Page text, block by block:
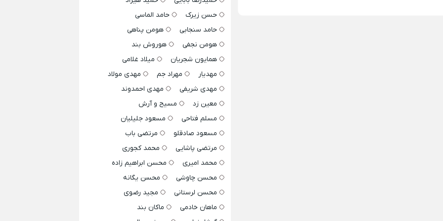
حسن زیرک
حامد الماسی
حامد سنجابی
هومن پناهی
هومن نجفی
هوروش بند
همایون شجریان
میلاد غلامی
مهدیار
مهراد جم
مهدی مولاد
مهدی شریفی
مهدی احمدوند
معین زد
مسیح و آرش
مسلم فتاحی
مسعود جلیلیان
مسعود صادقلو
مرتضی باب
مرتضی پاشایی
محمد کجوری
محمد امیری
محسن ابراهیم زاده
محسن چاوشی
محسن یگانه
محسن لرستانی
مجید رضوی
ماهان خادمی
ماکان بند